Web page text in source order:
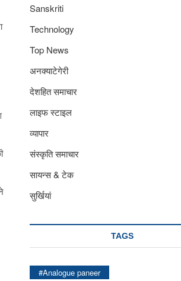
Sanskriti
Technology
Top News
अनक्याटेगेरी
देशहित समाचार
लाइफ स्टाइल
व्यापार
संस्कृति समाचार
सायन्स & टेक
सुर्खियां
TAGS
#Analogue paneer